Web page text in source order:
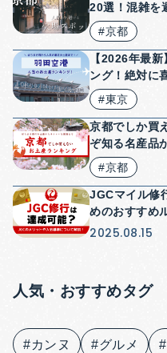
20選！混雑を
#京都
【2026年最
ング！絶対に
#東京
京都でしか買
ぞ知る名産品
#京都
JGCマイル修
めのおすすめ
2025.08.15
人気・おすすめタグ
#カンヌ #グルメ